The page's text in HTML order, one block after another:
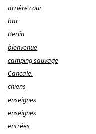
arrière cour
bar
Berlin
bienvenue
camping sauvage
Cancale.
chiens
enseignes
enseignes
entrées